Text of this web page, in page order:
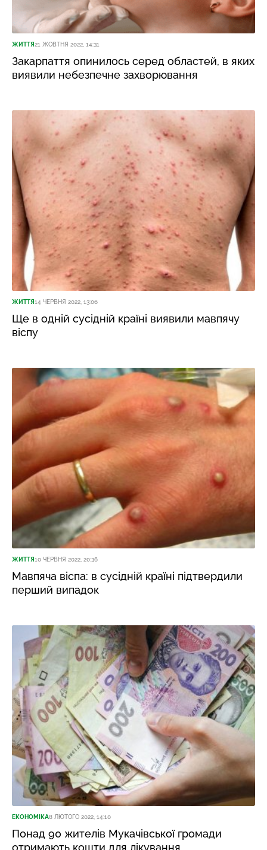
ЖИТТЯ21 ЖОВТНЯ 2022, 14:31
Закарпаття опинилось серед областей, в яких
виявили небезпечне захворювання
ЖИТТЯ14 ЧЕРВНЯ 2022, 13:06
Ще в одній сусідній країні виявили мавпячу
віспу
ЖИТТЯ10 ЧЕРВНЯ 2022, 20:36
Мавпяча віспа: в сусідній країні підтвердили
перший випадок
ЕКОНОМІКА8 ЛЮТОГО 2022, 14:10
Понад 90 жителів Мукачівської громади
отримають кошти для лікування